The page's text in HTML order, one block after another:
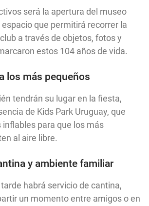
será la apertura del museo
que permitirá recorrer la
a través de objetos, fotos y
estos 104 años de vida.
los más pequeños
tendrán su lugar en la fiesta,
de Kids Park Uruguay, que
inflables para que los más
al aire libre.
y ambiente familiar
habrá servicio de cantina,
un momento entre amigos o en